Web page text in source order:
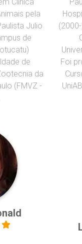
pela
Julio
de
de
da
(FMVZ -
Foi